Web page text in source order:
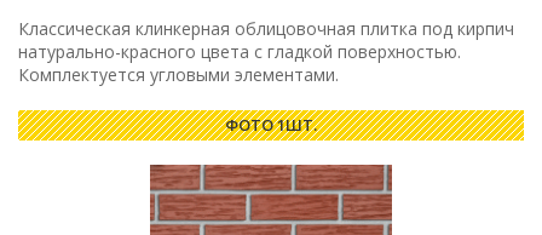
Классическая клинкерная облицовочная плитка под кирпич
натурально-красного цвета с гладкой поверхностью.
Комплектуется угловыми элементами.
ФОТО 1ШТ.